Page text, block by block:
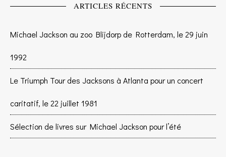
ARTICLES RÉCENTS
Michael Jackson au zoo Blijdorp de Rotterdam, le 29 juin
1992
Le Triumph Tour des Jacksons à Atlanta pour un concert
caritatif, le 22 juillet 1981
Sélection de livres sur Michael Jackson pour l’été